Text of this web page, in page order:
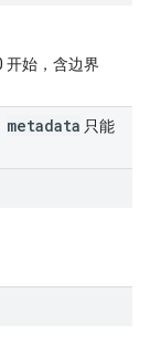
开始，含边界
metadata 只能